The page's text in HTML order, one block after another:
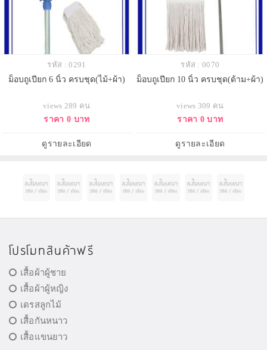
รหัส : 0291
ม็อบถูเปียก 6 นิ้ว ครบชุด(ไม้+ผ้า)
views 289 คน
ราคา 0 บาท
ดูรายละเอียด
รหัส : 0070
ม็อบถูเปียก 10 นิ้ว ครบชุด(ด้าม+ผ้า)
views 309 คน
ราคา 0 บาท
ดูรายละเอียด
โปรโมทสินค้าฟรี
เสื้อผ้าผู้ชาย
เสื้อผ้าผู้หญิง
เดรสลูกไม้
เสื้อกันหนาว
เสื้อแขนยาว